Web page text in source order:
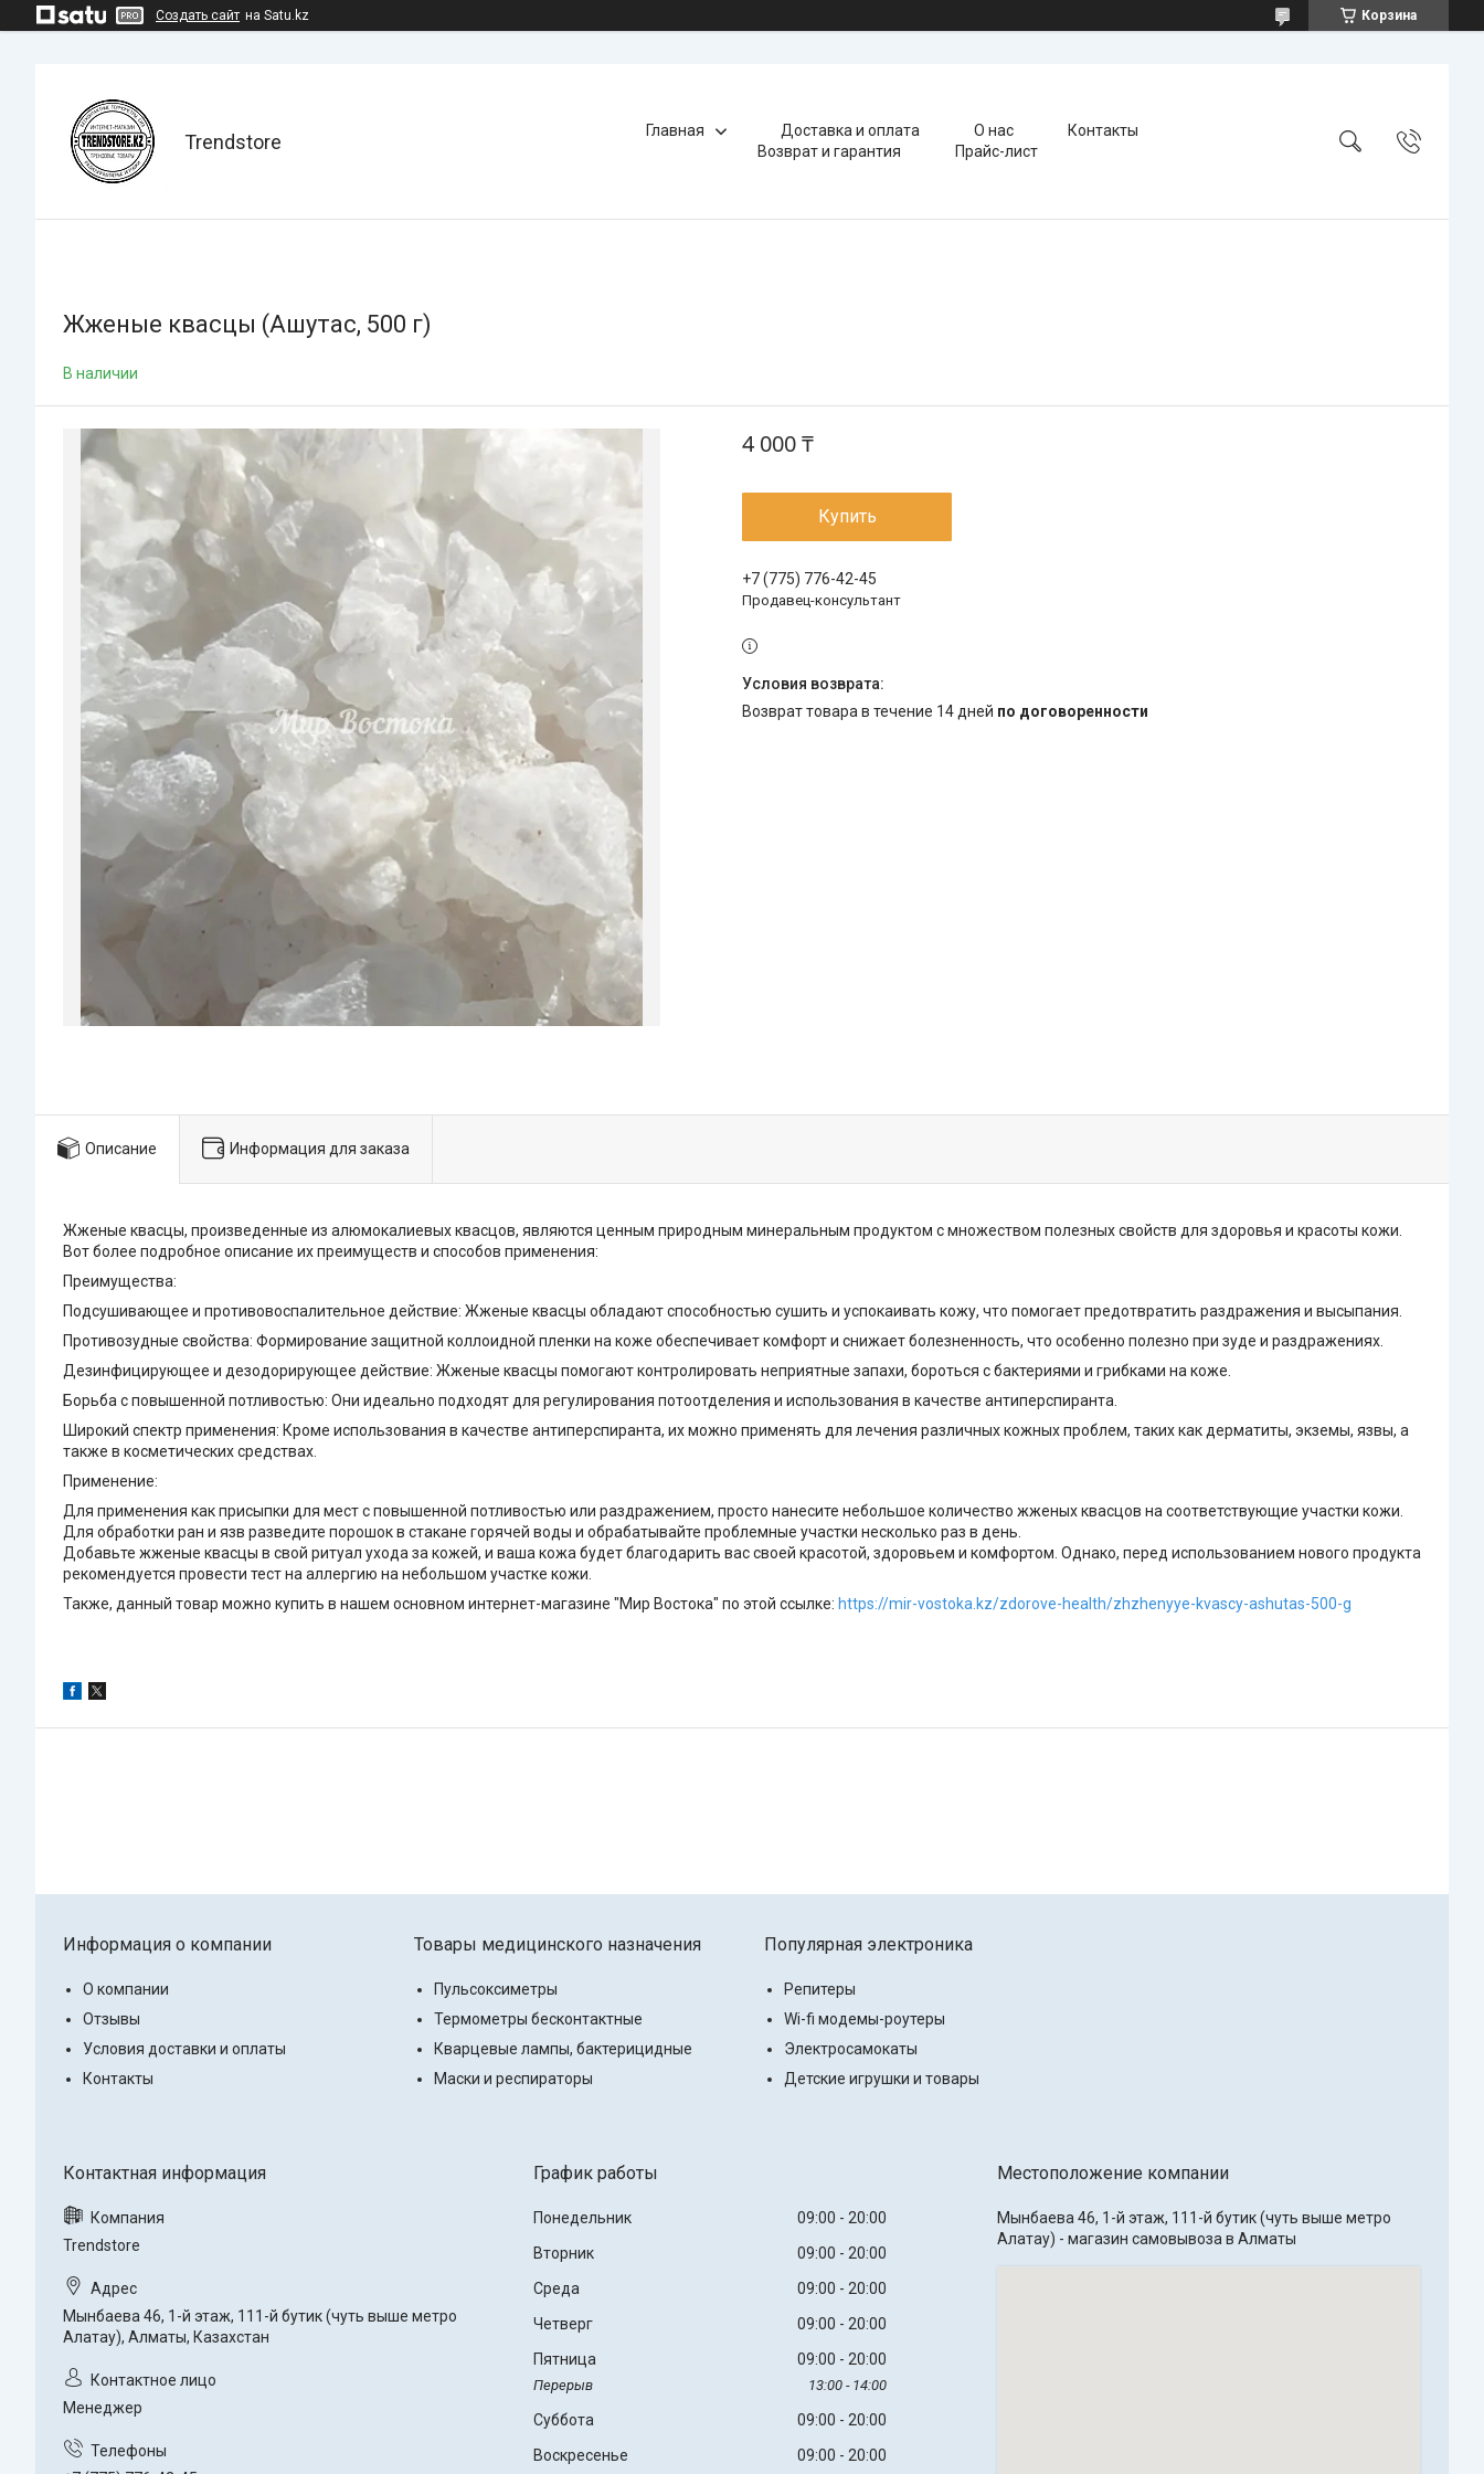
Создать сайт на Satu.kz Корзина
Trendstore Главная Доставка и оплата О нас
Контакты
Возврат и гарантия
Прайс-лист
Жженые квасцы (Ашутас, 500 г)
В наличии
4 000 ₸
Купить
+7 (775) 776-42-45
Продавец-консультант
возврат товара в течение 14 дней по договоренности
Описание Информация для заказа
Жженые квасцы, произведенные из алюмокалиевых квасцов, являются ценным природным минеральным продуктом с множеством полезных свойств для здоровья и красоты кожи.
Вот более подробное описание их преимуществ и способов применения:
Преимущества:
Подсушивающее и противовоспалительное действие: Жженые квасцы обладают способностью сушить и успокаивать кожу, что помогает предотвратить раздражения и высыпания.
Противозудные свойства: Формирование защитной коллоидной пленки на коже обеспечивает комфорт и снижает болезненность, что особенно полезно при зуде и раздражениях.
Дезинфицирующее и дезодорирующее действие: Жженые квасцы помогают контролировать неприятные запахи, бороться с бактериями и грибками на коже.
Борьба с повышенной потливостью: Они идеально подходят для регулирования потоотделения и использования в качестве антиперспиранта.
Широкий спектр применения: Кроме использования в качестве антиперспиранта, их можно применять для лечения различных кожных проблем, таких как дерматиты, экземы, язвы, а
также в косметических средствах.
Применение:
Для применения как присыпки для мест с повышенной потливостью или раздражением, просто нанесите небольшое количество жженых квасцов на соответствующие участки кожи.
Для обработки ран и язв разведите порошок в стакане горячей воды и обрабатывайте проблемные участки несколько раз в день.
Добавьте жженые квасцы в свой ритуал ухода за кожей, и ваша кожа будет благодарить вас своей красотой, здоровьем и комфортом. Однако, перед использованием нового продукта
рекомендуется провести тест на аллергию на небольшом участке кожи.
Также, данный товар можно купить в нашем основном интернет-магазине "Мир Востока" по этой ссылке: https://mir-vostoka.kz/zdorove-health/zhzhenyye-kvascy-ashutas-500-g
Информация о компании
О компании
Отзывы
Условия доставки и оплаты
Контакты
Товары медицинского назначения
Пульсоксиметры
Термометры бесконтактные
Кварцевые лампы, бактерицидные
Маски и респираторы
Популярная электроника
Репитеры
Wi-fi модемы-роутеры
Электросамокаты
Детские игрушки и товары
Trendstore
Мынбаева 46, 1-й этаж, 111-й бутик (чуть выше метро
Алатау), Алматы, Казахстан
Менеджер
График работы
Понедельник 09:00
20:00
Вторник
09:00
20:00
Среда
09:00
20:00
Четверг
09:00
20:00
Пятница
09:00 20:00
13:00 14:00
Суббота 09:00
20:00
Воскресенье
09:00 20:00
Местоположение компании
Мынбаева 46, 1-й этаж, 111-й бутик (чуть выше метро
Алатау) - магазин самовывоза в Алматы